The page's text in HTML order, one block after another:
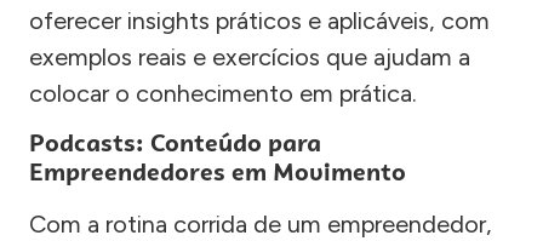
oferecer insights práticos e aplicáveis, com
exemplos reais e exercícios que ajudam a
colocar o conhecimento em prática.
Podcasts: Conteúdo para
Empreendedores em Movimento
Com a rotina corrida de um empreendedor,